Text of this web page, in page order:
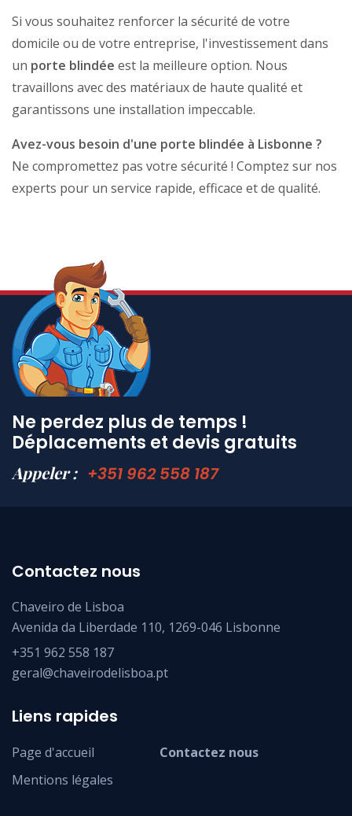
Si vous souhaitez renforcer la sécurité de votre
domicile ou de votre entreprise, l'investissement dans
un porte blindée est la meilleure option. Nous
travaillons avec des matériaux de haute qualité et
garantissons une installation impeccable.
Avez-vous besoin d'une porte blindée à Lisbonne ?
Ne compromettez pas votre sécurité ! Comptez sur nos
experts pour un service rapide, efficace et de qualité.
Ne perdez plus de temps !
Déplacements et devis gratuits
Appeler : +351 962 558 187
Contactez nous
Chaveiro de Lisboa
Avenida da Liberdade 110, 1269-046 Lisbonne
+351 962 558 187
geral@chaveirodelisboa.pt
Liens rapides
Page d'accueil
Mentions légales
Contactez nous